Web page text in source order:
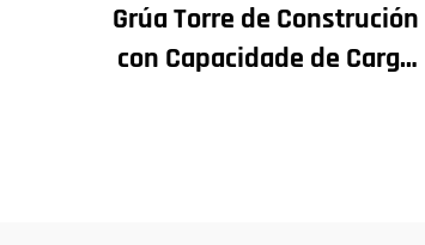
Grúa Torre de Construción
con Capacidade de Carga